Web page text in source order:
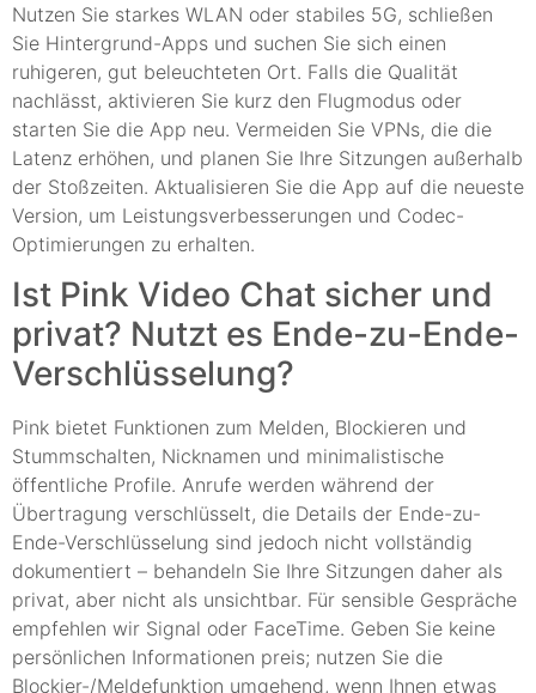
Nutzen Sie starkes WLAN oder stabiles 5G, schließen
Sie Hintergrund-Apps und suchen Sie sich einen
ruhigeren, gut beleuchteten Ort. Falls die Qualität
nachlässt, aktivieren Sie kurz den Flugmodus oder
starten Sie die App neu. Vermeiden Sie VPNs, die die
Latenz erhöhen, und planen Sie Ihre Sitzungen außerhalb
der Stoßzeiten. Aktualisieren Sie die App auf die neueste
Version, um Leistungsverbesserungen und Codec-
Optimierungen zu erhalten.
Ist Pink Video Chat sicher und
privat? Nutzt es Ende-zu-Ende-
Verschlüsselung?
Pink bietet Funktionen zum Melden, Blockieren und
Stummschalten, Nicknamen und minimalistische
öffentliche Profile. Anrufe werden während der
Übertragung verschlüsselt, die Details der Ende-zu-
Ende-Verschlüsselung sind jedoch nicht vollständig
dokumentiert – behandeln Sie Ihre Sitzungen daher als
privat, aber nicht als unsichtbar. Für sensible Gespräche
empfehlen wir Signal oder FaceTime. Geben Sie keine
persönlichen Informationen preis; nutzen Sie die
Blockier-/Meldefunktion umgehend, wenn Ihnen etwas